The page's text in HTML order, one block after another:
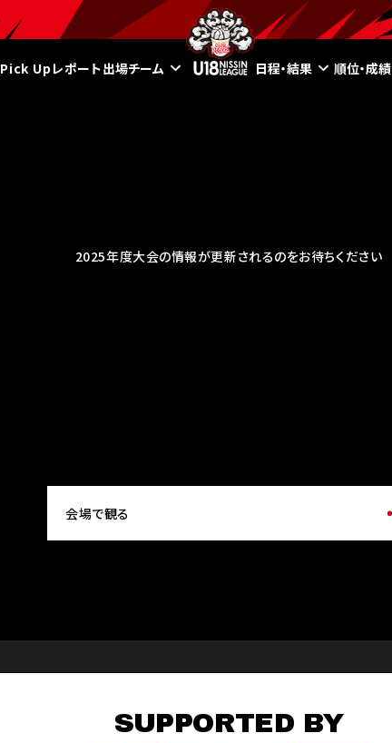
Pick Upレポート出場チーム 日程・結果 順位・成績
2025年度大会の情報が更新されるのをお待ちください
会場で観る
SUPPORTED BY